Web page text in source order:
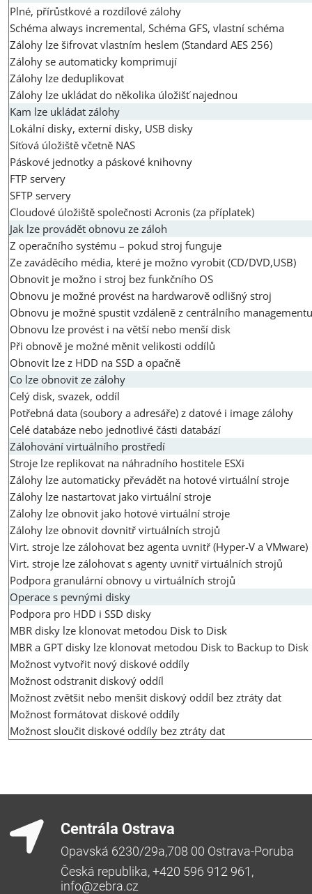
Plné, přírůstkové a rozdílové zálohy
Schéma always incremental, Schéma GFS, vlastní schéma
Zálohy lze šifrovat vlastním heslem (Standard AES 256)
Zálohy se automaticky komprimují
Zálohy lze deduplikovat
Zálohy lze ukládat do několika úložišť najednou
Kam lze ukládat zálohy
Lokální disky, externí disky, USB disky
Síťová úložiště včetně NAS
Páskové jednotky a páskové knihovny
FTP servery
SFTP servery
Cloudové úložiště společnosti Acronis (za příplatek)
Jak lze provádět obnovu ze záloh
Z operačního systému – pokud stroj funguje
Ze zaváděcího média, které je možno vyrobit (CD/DVD,USB)
Obnovit je možno i stroj bez funkčního OS
Obnovu je možné provést na hardwarově odlišný stroj
Obnovu je možné spustit vzdáleně z centrálního managementu
Obnovu lze provést i na větší nebo menší disk
Při obnově je možné měnit velikosti oddílů
Obnovit lze z HDD na SSD a opačně
Co lze obnovit ze zálohy
Celý disk, svazek, oddíl
Potřebná data (soubory a adresáře) z datové i image zálohy
Celé databáze nebo jednotlivé části databází
Zálohování virtuálního prostředí
Stroje lze replikovat na náhradního hostitele ESXi
Zálohy lze automaticky převádět na hotové virtuální stroje
Zálohy lze nastartovat jako virtuální stroje
Zálohy lze obnovit jako hotové virtuální stroje
Zálohy lze obnovit dovnitř virtuálních strojů
Virt. stroje lze zálohovat bez agenta uvnitř (Hyper-V a VMware)
Virt. stroje lze zálohovat s agenty uvnitř virtuálních strojů
Podpora granulární obnovy u virtuálních strojů
Operace s pevnými disky
Podpora pro HDD i SSD disky
MBR disky lze klonovat metodou Disk to Disk
MBR a GPT disky lze klonovat metodou Disk to Backup to Disk
Možnost vytvořit nový diskové oddíly
Možnost odstranit diskový oddíl
Možnost zvětšit nebo menšit diskový oddíl bez ztráty dat
Možnost formátovat diskové oddíly
Možnost sloučit diskové oddíly bez ztráty dat
Centrála Ostrava
Opavská 6230/29a,708 00 Ostrava-Poruba
Česká republika, +420 596 912 961,
info@zebra.cz